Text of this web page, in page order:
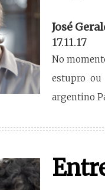
José
17.11.17
No
estupro ou
argentino